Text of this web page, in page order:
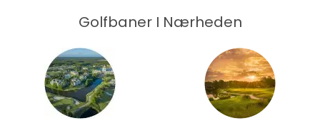
Golfbaner I Nærheden